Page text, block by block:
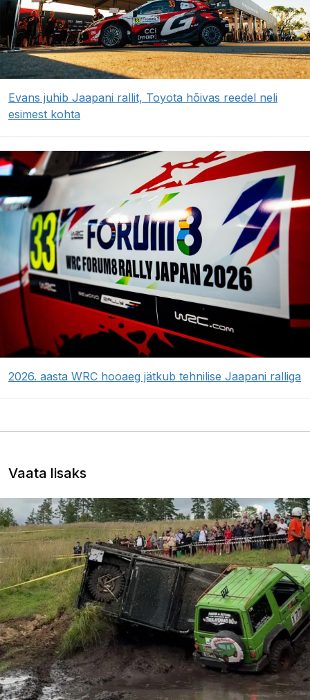
Evans juhib Jaapani rallit, Toyota hõivas reedel neli
esimest kohta
2026. aasta WRC hooaeg jätkub tehnilise Jaapani ralliga
Vaata lisaks